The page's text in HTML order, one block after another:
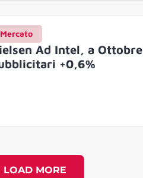
Mercato
Ad Intel, a
+0,6%
LOAD MORE